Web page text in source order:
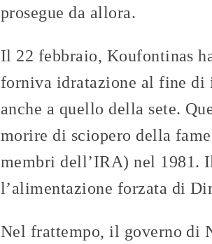
prosegue da allora.
Il 22 febbraio, Koufontinas
forniva idratazione al fine di
anche a quello della sete.
morire di sciopero della
membri dell’IRA) nel 1981.
l’alimentazione forzata di
Nel frattempo, il governo di